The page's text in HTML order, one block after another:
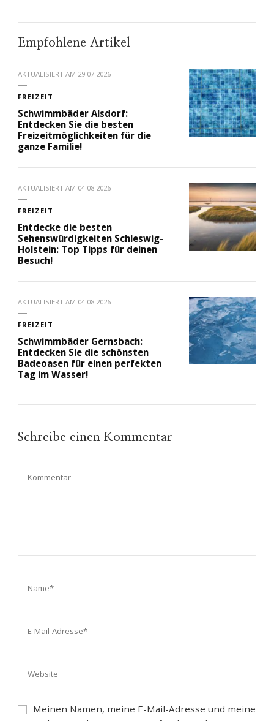
Empfohlene Artikel
AKTUALISIERT AM 29.07.2026
FREIZEIT
Schwimmbäder Alsdorf:
Entdecken Sie die besten
Freizeitmöglichkeiten für die
ganze Familie!
AKTUALISIERT AM 04.08.2026
FREIZEIT
Entdecke die besten
Sehenswürdigkeiten Schleswig-
Holstein: Top Tipps für deinen
Besuch!
AKTUALISIERT AM 04.08.2026
FREIZEIT
Schwimmbäder Gernsbach:
Entdecken Sie die schönsten
Badeoasen für einen perfekten
Tag im Wasser!
Schreibe einen Kommentar
Meinen Namen, meine E-Mail-Adresse und meine